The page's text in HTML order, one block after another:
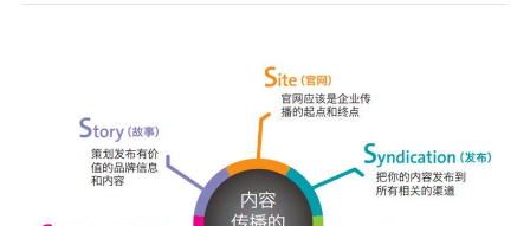
SEO分为站内网站建设优化和站外优化两方面，涉及的内容非